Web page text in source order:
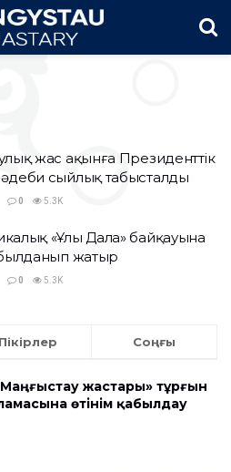
жас ақынға Президенттік
сыйлық табысталды
0 5.3K
«Ұлы Дала» байқауына
жатыр
0 5.3K
Пікірлер Соңғы
«Маңғыстау жастары» тұрғын
өтінім қабылдау